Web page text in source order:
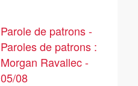
Parole de patrons -
Paroles de patrons :
Morgan Ravallec -
05/08